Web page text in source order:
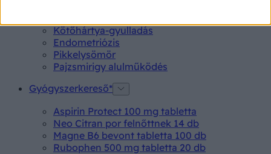
Kötőhártya-gyulladás
Endometriózis
Pikkelysömör
Pajzsmirigy alulműködés
Gyógyszerkereső*
Aspirin Protect 100 mg tabletta
Neo Citran por felnőttnek 14 db
Magne B6 bevont tabletta 100 db
Rubophen 500 mg tabletta 20 db